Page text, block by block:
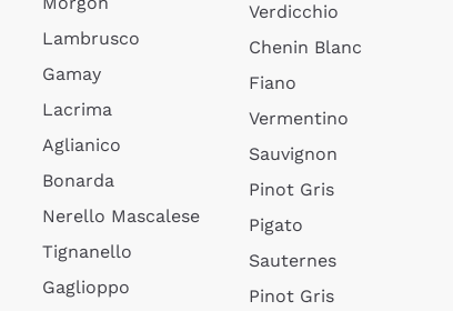
Lambrusco
Gamay
Lacrima
Aglianico
Bonarda
Nerello Mascalese
Tignanello
Gaglioppo
Verdicchio
Chenin Blanc
Fiano
Vermentino
Sauvignon
Pinot Gris
Pigato
Sauternes
Pinot Gris